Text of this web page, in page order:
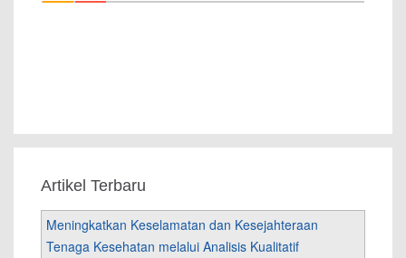
Artikel Terbaru
Meningkatkan Keselamatan dan Kesejahteraan
Tenaga Kesehatan melalui Analisis Kualitatif